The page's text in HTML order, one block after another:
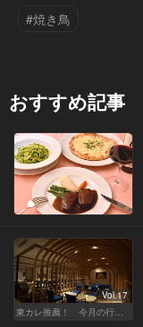
#焼き鳥
おすすめ記事
Vol.17
東カレ推薦！ 今月の行くべき店